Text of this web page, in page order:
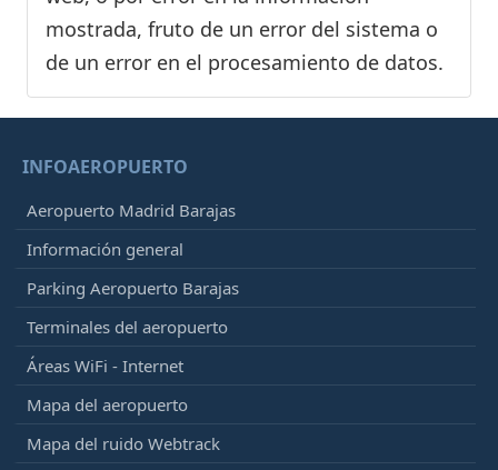
mostrada, fruto de un error del sistema o
de un error en el procesamiento de datos.
INFOAEROPUERTO
Aeropuerto Madrid Barajas
Información general
Parking Aeropuerto Barajas
Terminales del aeropuerto
Áreas WiFi - Internet
Mapa del aeropuerto
Mapa del ruido Webtrack